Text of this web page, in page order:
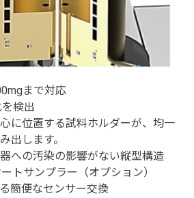
まで対応
検出
に位置する試料ホルダーが、均一
出します。
への汚染の影響がない縦型構造
トサンプラー（オプション）
簡便なセンサー交換